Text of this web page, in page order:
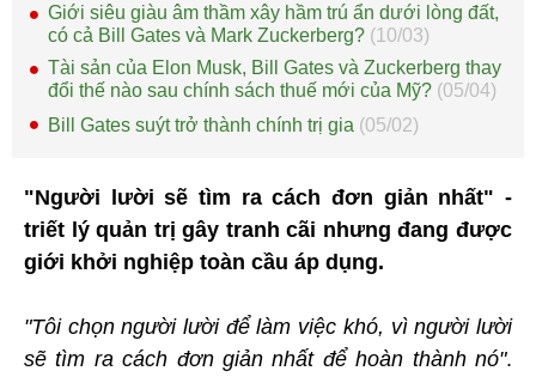
Giới siêu giàu âm thầm xây hầm trú ẩn dưới lòng đất,
có cả Bill Gates và Mark Zuckerberg? (10/03)
Tài sản của Elon Musk, Bill Gates và Zuckerberg thay
đổi thế nào sau chính sách thuế mới của Mỹ? (05/04)
Bill Gates suýt trở thành chính trị gia (05/02)
"Người lười sẽ tìm ra cách đơn giản nhất" -
triết lý quản trị gây tranh cãi nhưng đang được
giới khởi nghiệp toàn cầu áp dụng.
"Tôi chọn người lười để làm việc khó, vì người lười
sẽ tìm ra cách đơn giản nhất để hoàn thành nó".